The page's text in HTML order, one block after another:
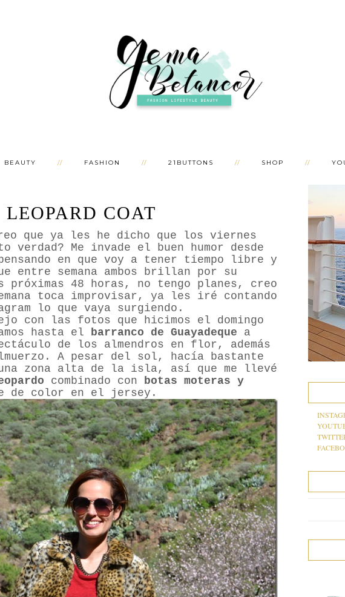
BEAUTY FASHION 21BUTTONS SHOP
LEOPARD COAT
que ya les he dicho que los viernes
Me invade el buen humor desde
en que voy a tener tiempo libre y
entre semana ambos brillan por su
próximas 48 horas, no tengo planes, creo
toca improvisar, ya les iré contando
lo que vaya surgiendo.
con las fotos que hicimos el domingo
hasta el
barranco de Guayadeque a
de los almendros en flor, además
A pesar del sol, hacía bastante
zona alta de la isla, así que me llevé
combinado con
botas moteras y
de color en el jersey.